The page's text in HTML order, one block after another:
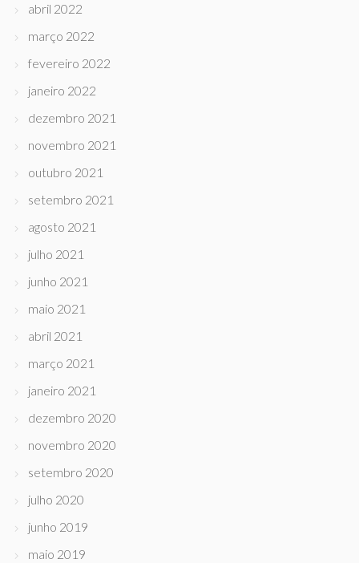
abril 2022
março 2022
fevereiro 2022
janeiro 2022
dezembro 2021
novembro 2021
outubro 2021
setembro 2021
agosto 2021
julho 2021
junho 2021
maio 2021
abril 2021
março 2021
janeiro 2021
dezembro 2020
novembro 2020
setembro 2020
julho 2020
junho 2019
maio 2019